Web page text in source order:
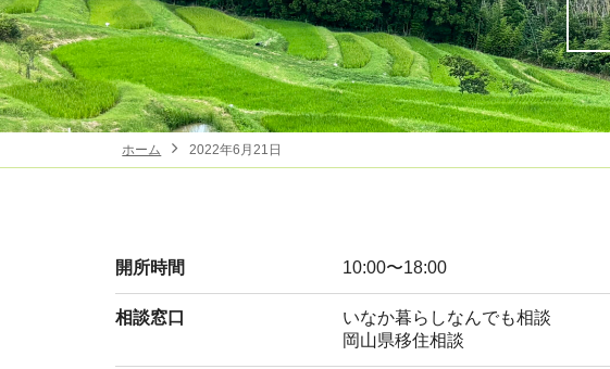
ホーム 2022年6月21日
開所時間 10:00〜18:00
相談窓口
いなか暮らしなんでも相談
岡山県移住相談